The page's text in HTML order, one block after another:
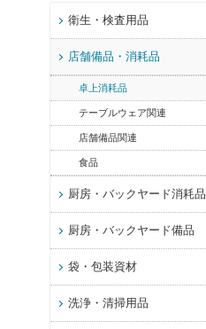
衛生・検査用品
店舗備品・消耗品
卓上消耗品
テーブルウェア関連
店舗備品関連
食品
厨房・バックヤード消耗品
厨房・バックヤード備品
袋・包装資材
洗浄・清掃用品